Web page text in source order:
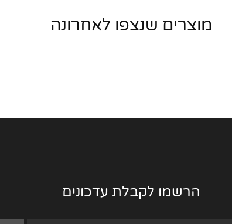
מוצרים שנצפו לאחרונה
הרשמו לקבלת עדכונים